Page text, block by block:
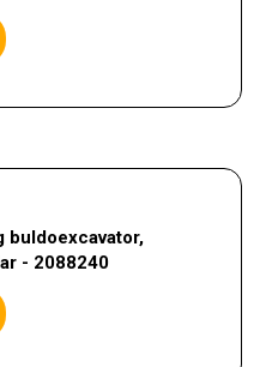
buldoexcavator,
- 2088240